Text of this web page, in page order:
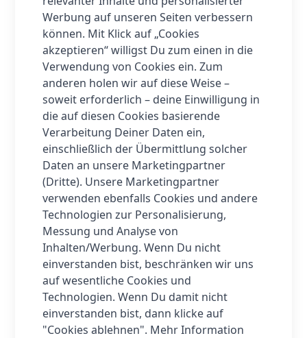
Werbung auf unseren Seiten verbessern
können. Mit Klick auf „Cookies
akzeptieren“ willigst Du zum einen in die
Verwendung von Cookies ein. Zum
anderen holen wir auf diese Weise –
soweit erforderlich – deine Einwilligung in
die auf diesen Cookies basierende
Verarbeitung Deiner Daten ein,
einschließlich der Übermittlung solcher
Daten an unsere Marketingpartner
(Dritte). Unsere Marketingpartner
verwenden ebenfalls Cookies und andere
Technologien zur Personalisierung,
Messung und Analyse von
Inhalten/Werbung. Wenn Du nicht
einverstanden bist, beschränken wir uns
auf wesentliche Cookies und
Technologien. Wenn Du damit nicht
einverstanden bist, dann klicke auf
"Cookies ablehnen". Mehr Information